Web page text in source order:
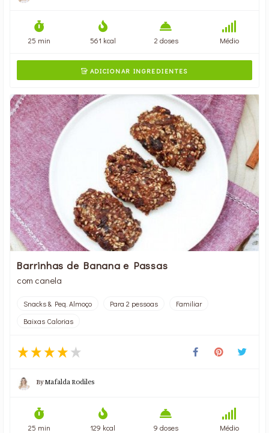
25 min 561 kcal 2 doses Médio
ADICIONAR INGREDIENTES
Barrinhas de Banana e Passas
com canela
Snacks & Peq. Almoço Para 2 pessoas
Familiar
Baixas Calorias
ByMafalda Rodiles
25 min 129 kcal 9 doses Médio